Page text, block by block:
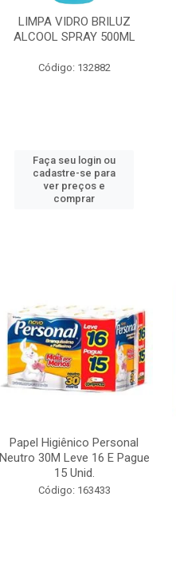
LIMPA VIDRO BRILUZ
ALCOOL SPRAY 500ML
Código: 132882
Faça seu login ou
cadastre-se para
ver preços e
comprar
Papel Higiênico Personal
Neutro 30M Leve 16 E Pague
15 Unid.
Código: 163433